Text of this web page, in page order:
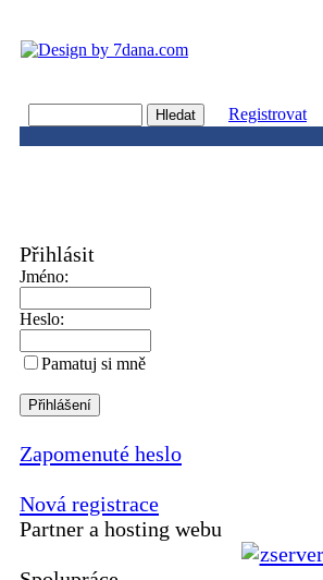
Registrovat
Přihlásit
Jméno:
Heslo:
Pamatuj si mně
Zapomenuté heslo
Nová registrace
Partner a hosting webu